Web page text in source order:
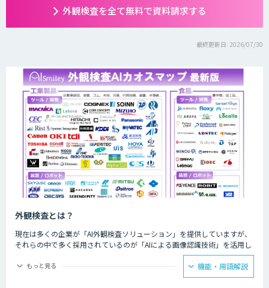
外観検査を全て無料で資料請求する
最終更新日: 2026/07/30
外観検査とは？
現在は多くの企業が「AI外観検査ソリューション」を提供していますが、
それらの中で多く採用されているのが「AIによる画像認識技術」を活用し
たものです。AIによる画像認識技術を活用することで、これまでの目視で
はもちろんのこと、画像検査機でも識別困難だった検査を実施することが
もっと見る 機能・用語解説